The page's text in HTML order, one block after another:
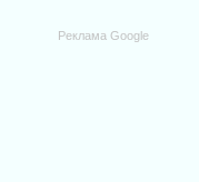
Реклама Google